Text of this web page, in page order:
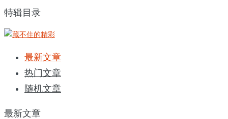
特辑目录
最新文章
热门文章
随机文章
最新文章